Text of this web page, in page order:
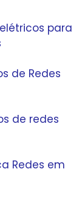
para
de Redes
de redes
Redes em